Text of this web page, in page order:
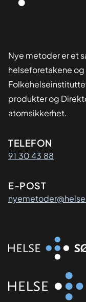
Nye metoder er et
helseforetakene
produkter og
atomsikkerhet.
TELEFON
91 30 43 88
E-POST